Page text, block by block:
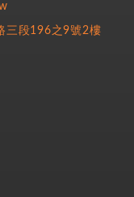
三段196之9號2樓